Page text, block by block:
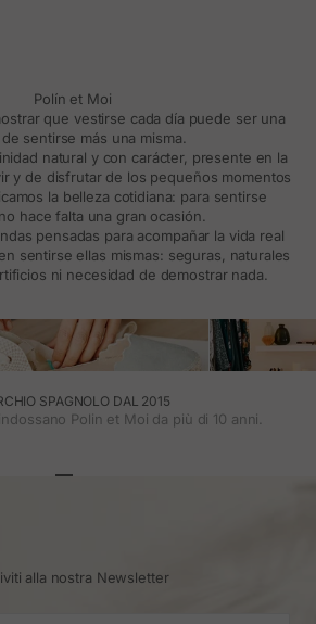
Polín et Moi
que vestirse cada día puede ser una
sentirse más una misma.
natural y con carácter, presente en la
y de disfrutar de los pequeños momentos
la belleza cotidiana: para sentirse
hace falta una gran ocasión.
pensadas para acompañar la vida real
sentirse ellas mismas: seguras, naturales
ni necesidad de demostrar nada.
SPAGNOLO DAL 2015
Polin et Moi da più di 10 anni.
alla nostra Newsletter